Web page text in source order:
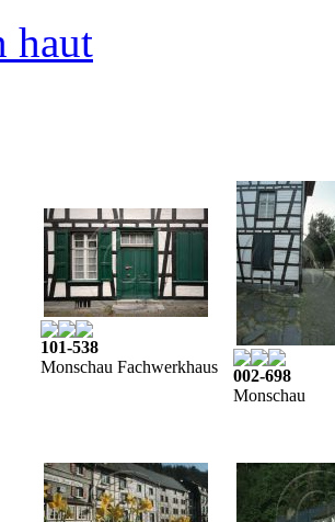
haut
101-538
Monschau Fachwerkhaus
002-698
Monschau